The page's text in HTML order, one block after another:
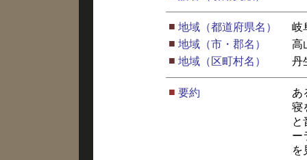
■ 地域（都道府県名）
岐
■ 地域（市・郡名）
高
■ 地域（区町村名） 丹
■ 要約
あ
寝
と
ー
を